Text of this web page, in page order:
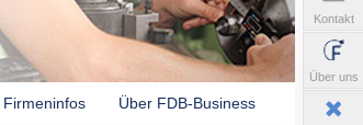
Firmeninfos Über FDB-Business
Kontakt
Über uns